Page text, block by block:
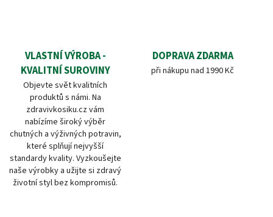
VLASTNÍ VÝROBA -
KVALITNÍ SUROVINY
Objevte svět kvalitních
produktů s námi. Na
zdravivkosiku.cz vám
nabízíme široký výběr
chutných a výživných potravin,
které splňují nejvyšší
standardy kvality. Vyzkoušejte
naše výrobky a užijte si zdravý
životní styl bez kompromisů.
DOPRAVA ZDARMA
při nákupu nad 1990 Kč